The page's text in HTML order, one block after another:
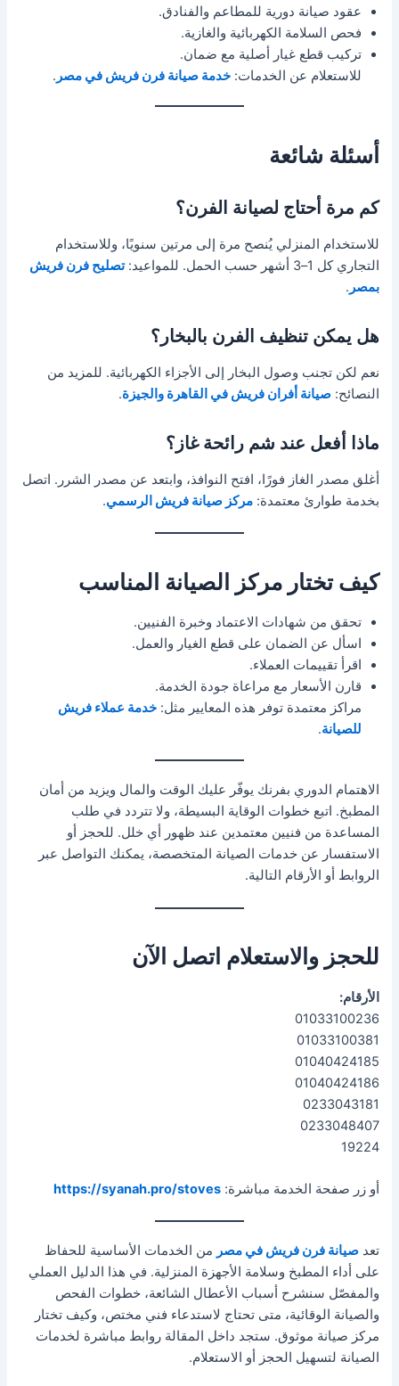
عقود صيانة دورية للمطاعم والفنادق.
فحص السلامة الكهربائية والغازية.
تركيب قطع غيار أصلية مع ضمان.
للاستعلام عن الخدمات:خدمة صيانة فرن فريش في مصر .
أسئلة شائعة
كم مرة أحتاج لصيانة الفرن؟
للاستخدام المنزلي يُنصح مرة إلى مرتين سنويًا، وللاستخدام
التجاري كل 1–3 أشهر حسب الحمل. للمواعيد:
تصليح فرن فريش
بمصر .
هل يمكن تنظيف الفرن بالبخار؟
نعم لكن تجنب وصول البخار إلى الأجزاء الكهربائية. للمزيد من
النصائح:صيانة أفران فريش في القاهرة والجيزة.
ماذا أفعل عند شم رائحة غاز؟
أغلق مصدر الغاز فورًا، افتح النوافذ، وابتعد عن مصدر الشرر. اتصل
بخدمة طوارئ معتمدة:مركز صيانة فريش الرسمي.
كيف تختار مركز الصيانة المناسب
تحقق من شهادات الاعتماد وخبرة الفنيين.
اسأل عن الضمان على قطع الغيار والعمل.
اقرأ تقييمات العملاء.
قارن الأسعار مع مراعاة جودة الخدمة.
مراكز معتمدة توفر هذه المعايير مثل:خدمة عملاء فريش
للصيانة.
الاهتمام الدوري بفرنك يوفّر عليك الوقت والمال ويزيد من أمان
المطبخ. اتبع خطوات الوقاية البسيطة، ولا تتردد في طلب
المساعدة من فنيين معتمدين عند ظهور أي خلل. للحجز أو
الاستفسار عن خدمات الصيانة المتخصصة، يمكنك التواصل عبر
الروابط أو الأرقام التالية.
للحجز والاستعلام اتصل الآن
الأرقام:
01033100236
01033100381
01040424185
01040424186
0233043181
0233048407
19224
أو زر صفحة الخدمة مباشرة:https://syanah.pro/stoves
تعدصيانة فرن فريش في مصر من الخدمات الأساسية للحفاظ
على أداء المطبخ وسلامة الأجهزة المنزلية. في هذا الدليل العملي
والمفصّل سنشرح أسباب الأعطال الشائعة، خطوات الفحص
والصيانة الوقائية، متى تحتاج لاستدعاء فني مختص، وكيف تختار
مركز صيانة موثوق. ستجد داخل المقالة روابط مباشرة لخدمات
الصيانة لتسهيل الحجز أو الاستعلام.